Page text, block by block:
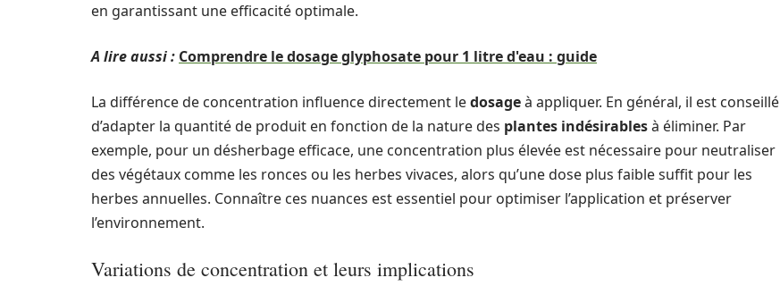
en garantissant une efficacité optimale.
A lire aussi : Comprendre le dosage glyphosate pour 1 litre d'eau : guide
La différence de concentration influence directement ledosageà appliquer. En général, il est conseillé
d’adapter la quantité de produit en fonction de la nature des plantes indésirablesà éliminer. Par
exemple, pour un désherbage efficace, une concentration plus élevée est nécessaire pour neutraliser
des végétaux comme les ronces ou les herbes vivaces, alors qu’une dose plus faible suffit pour les
herbes annuelles. Connaître ces nuances est essentiel pour optimiser l’application et préserver
l’environnement.
Variations de concentration et leurs implications